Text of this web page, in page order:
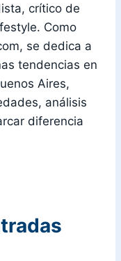
crítico de
Como
se dedica a
tendencias en
Aires,
análisis
diferencia